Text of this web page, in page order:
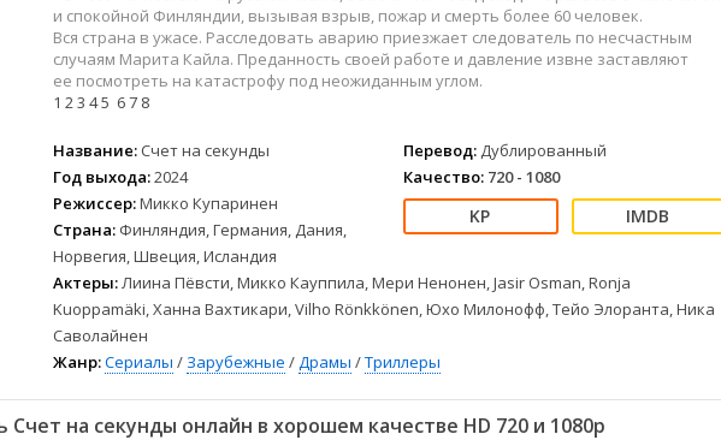
2022
2021
СССР
Зарубежные
Детские
Драмы
Спорт
Триллеры
Фэнтези
2022
2021
СССР
Фильмы из соцетей
и спокойной Финляндии, вызывая взрыв, пожар и смерть более 60 человек.
Вся страна в ужасе. Расследовать аварию приезжает следователь по несчастным
случаям Марита Кайла. Преданность своей работе и давление извне заставляют
ее посмотреть на катастрофу под неожиданным углом.
1 23 45 67 8
Название: Счет на секунды
Год выхода:2024
Режиссер:Микко Купаринен
Страна: Финляндия, Германия, Дания,
Норвегия, Швеция, Исландия
Перевод: Дублированный
Качество: 720 - 1080
Актеры:Лиина Пёвсти, Микко Кауппила, Мери Ненонен, Jasir Osman, Ronja
Kuoppamäki, Ханна Вахтикари, Vilho Rönkkönen, Юхо Милонофф, Тейо Элоранта, Ника
Саволайнен
Жанр:Сериалы / Зарубежные /Драмы /Триллеры
Счет на секунды онлайн в хорошем качестве HD 720 и 1080p